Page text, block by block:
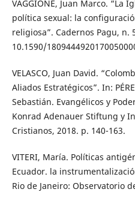
VAGGIONE, Juan Marco. “La
política sexual: la
religiosa”. Cadernos Pagu, n.
10.1590/
VELASCO, Juan David.
Aliados Estratégicos”. In:
Sebastián. Evangélicos y
Konrad Adenauer Stiftung y
Cristianos, 2018. p. 140-163.
VITERI, María. Políticas
Ecuador. la
Rio de Janeiro: Observatorio